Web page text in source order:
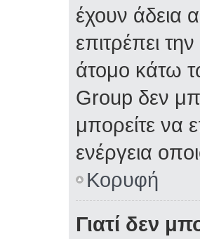
έχουν άδεια
επιτρέπει
άτομο κάτω
Group δεν
μπορείτε να
ενέργεια
Κορυφή
Γιατί δεν